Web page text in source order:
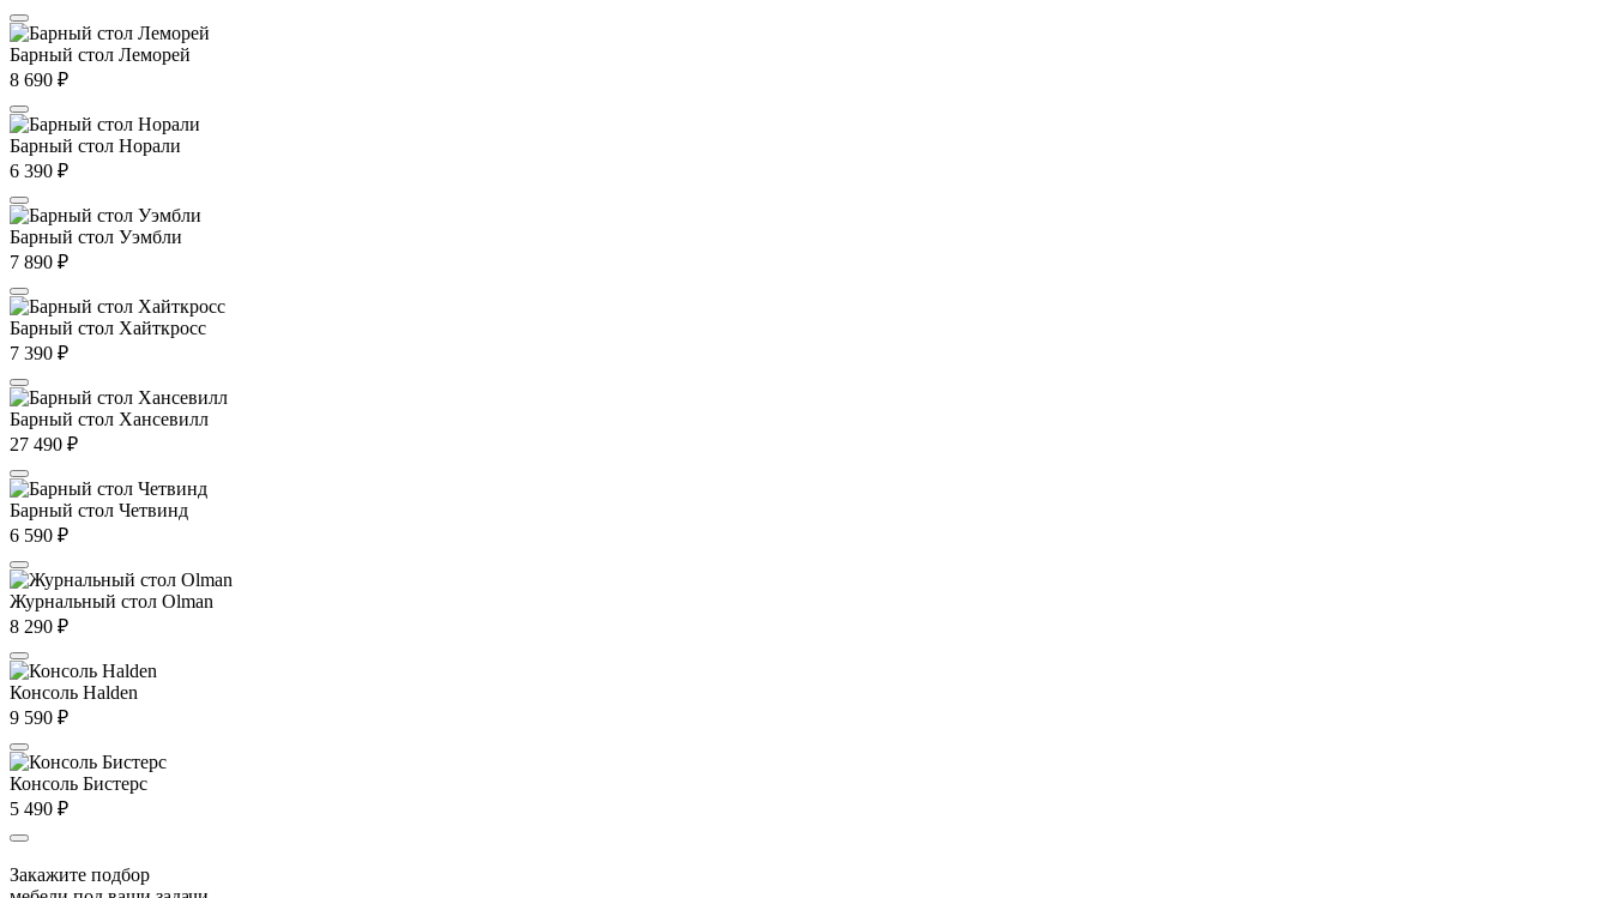
Барный стол Леморей
8 690 ₽
Барный стол Норали
6 390 ₽
Барный стол Уэмбли
7 890 ₽
Барный стол Хайткросс
7 390 ₽
Барный стол Хансевилл
27 490 ₽
Барный стол Четвинд
6 590 ₽
Журнальный стол Olman
8 290 ₽
Консоль Halden
9 590 ₽
Консоль Бистерс
5 490 ₽
Закажите подбор